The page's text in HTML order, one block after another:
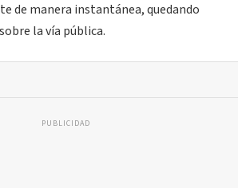
de manera instantánea, quedando
la vía pública.
PUBLICIDAD